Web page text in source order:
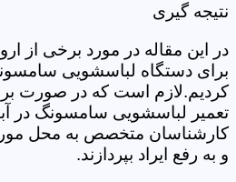
نتیجه گیری
در این مقاله در مورد برخی از
برای دستگاه لباسشویی
کردیم.لازم است که در صورت
تعمیر لباسشویی سامسونگ در
کارشناسان متخصص به محل
و به رفع ایراد بپردازند.